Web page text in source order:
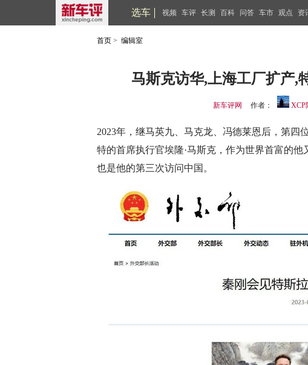
选车 视频 车评 长测 百科 问答 车市 观点 资
首页 > 编辑室
马斯克访华,上海工厂扩产,
新车评网 作者： XCP
2023年，继马英九、马克龙、冯德莱恩后，第
特的首席执行官埃隆·马斯克，作为世界首富的
也是他的第三次访问中国。